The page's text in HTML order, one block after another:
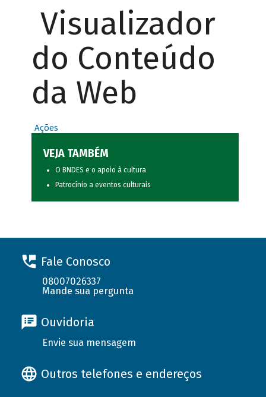
Visualizador
do Conteúdo
da Web
Ações
VEJA TAMBÉM
O BNDES e o apoio à cultura
Patrocínio a eventos culturais
Fale Conosco
08007026337
Mande sua pergunta
Ouvidoria
Envie sua mensagem
Outros telefones e endereços